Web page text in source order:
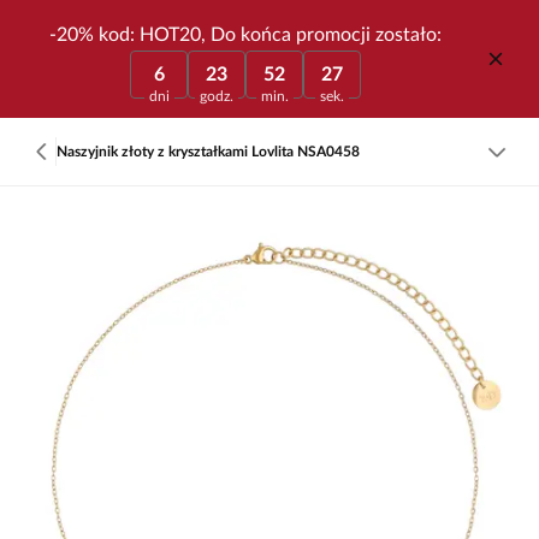
-20% kod: HOT20, Do końca promocji zostało:
6
dni
23
godz.
52
min.
27
sek.
Naszyjnik złoty z kryształkami Lovlita NSA0458